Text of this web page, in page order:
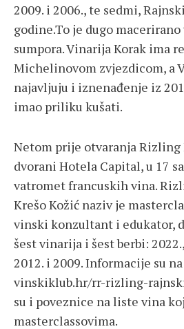
2009. i 2006., te sedmi,
godine.To je dugo
sumpora. Vinarija Korak ima
Michelinovom zvjezdicom, a
najavljuju i iznenađenje iz
imao priliku kušati.
Netom prije otvaranja Rizling
dvorani Hotela Capital, u 17
vatromet francuskih vina.
Krešo Kožić naziv je
vinski konzultant i edukator,
šest vinarija i šest berbi:
2012. i 2009. Informacije su
vinskiklub.hr/rr-rizling-
su i poveznice na liste vina
masterclassovima.